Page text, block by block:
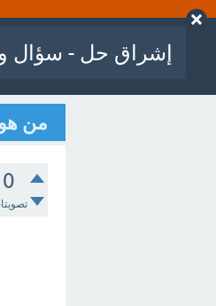
إشراق حل - سؤال
من
0